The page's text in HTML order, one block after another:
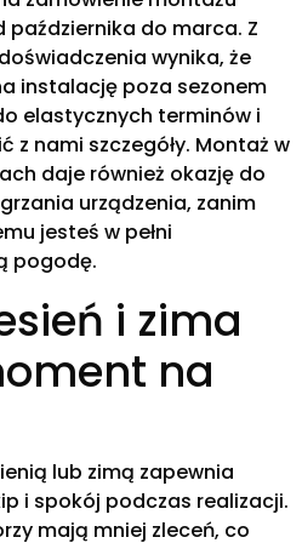
do marca. Z
wynika, że
instalację poza sezonem
elastycznych terminów i
z nami szczegóły. Montaż w
daje również okazję do
urządzenia, zanim
jesteś w pełni
pogodę.
i zima
na
lub zimą zapewnia
i spokój podczas realizacji.
mają mniej zleceń, co